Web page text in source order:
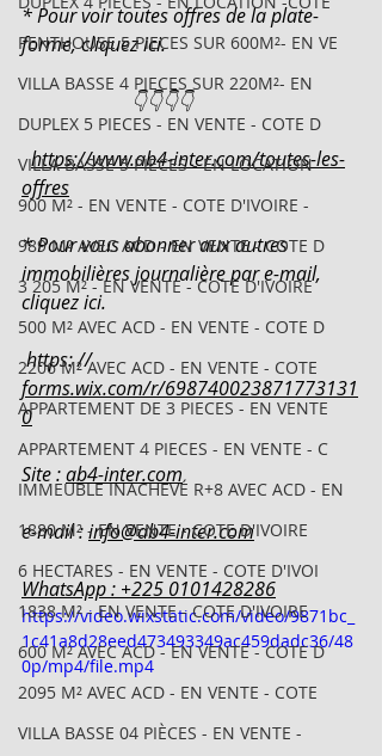
PENTHOUSE 5 PIECES SUR 600M²- EN VE
VILLA BASSE 4 PIECES SUR 220M²- EN
DUPLEX 5 PIECES - EN VENTE - COTE D
VILLA BASSE 5 PIECES - EN LOCATION
900 M² - EN VENTE - COTE D'IVOIRE -
989 M² AVEC ACD - EN VENTE - COTE D
3 205 M² - EN VENTE - COTE D'IVOIRE
500 M² AVEC ACD - EN VENTE - COTE D
2206 M² AVEC ACD - EN VENTE - COTE
APPARTEMENT DE 3 PIECES - EN VENTE
APPARTEMENT 4 PIECES - EN VENTE - C
IMMEUBLE INACHEVÉ R+8 AVEC ACD - EN
1880 M² - EN VENTE - COTE D'IVOIRE
6 HECTARES - EN VENTE - COTE D'IVOI
1838 M² - EN VENTE - COTE D'IVOIRE
600 M² AVEC ACD - EN VENTE - COTE D
2095 M² AVEC ACD - EN VENTE - COTE
VILLA BASSE 04 PIÈCES - EN VENTE -
* Pour voir toutes offres de la plate-
forme, cliquez ici.
👇👇👇👇
https://www.ab4-inter.com/toutes-les-
offres
* Pour vous abonner aux autres
immobilières journalière par e-mail,
cliquez ici.
https: //
forms.wix.com/r/698740023871773131
0
Site : ab4-inter.com
e-mail : info@ab4-inter.com
WhatsApp : +225 0101428286
https://video.wixstatic.com/video/9871bc_
1c41a8d28eed473493349ac459dadc36/48
0p/mp4/file.mp4